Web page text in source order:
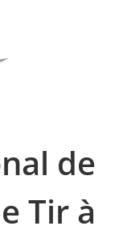
de
Tir à